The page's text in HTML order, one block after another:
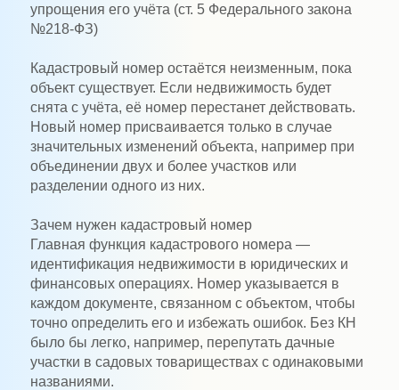
упрощения его учёта (ст. 5 Федерального закона
№218-ФЗ)
Кадастровый номер остаётся неизменным, пока
объект существует. Если недвижимость будет
снята с учёта, её номер перестанет действовать.
Новый номер присваивается только в случае
значительных изменений объекта, например при
объединении двух и более участков или
разделении одного из них.
Зачем нужен кадастровый номер
Главная функция кадастрового номера —
идентификация недвижимости в юридических и
финансовых операциях. Номер указывается в
каждом документе, связанном с объектом, чтобы
точно определить его и избежать ошибок. Без КН
было бы легко, например, перепутать дачные
участки в садовых товариществах с одинаковыми
названиями.